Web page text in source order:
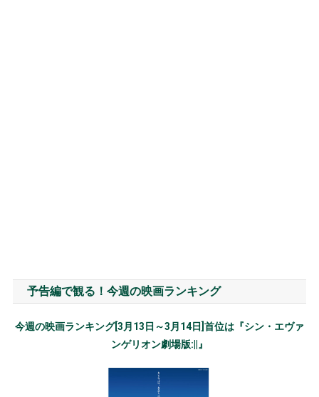
予告編で観る！今週の映画ランキング
今週の映画ランキング[3月13日～3月14日]首位は『シン・エヴァ
ンゲリオン劇場版:||』